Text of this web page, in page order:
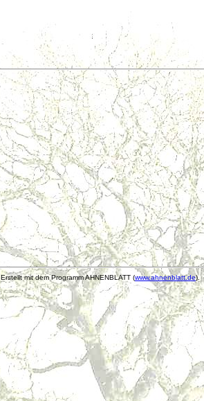
Erstellt mit dem Programm AHNENBLATT (www.ahnenblatt.de).